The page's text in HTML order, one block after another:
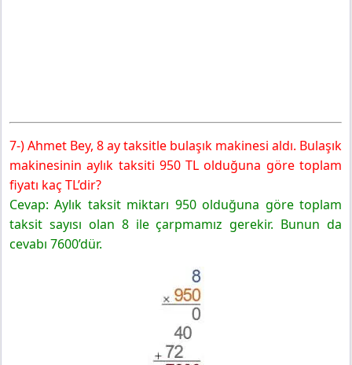
7-) Ahmet Bey, 8 ay taksitle bulaşık makinesi aldı. Bulaşık
makinesinin aylık taksiti 950 TL olduğuna göre toplam
fiyatı kaç TL’dir?
Cevap: Aylık taksit miktarı 950 olduğuna göre toplam
taksit sayısı olan 8 ile çarpmamız gerekir. Bunun da
cevabı 7600’dür.